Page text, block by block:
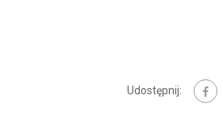
Udostępnij: